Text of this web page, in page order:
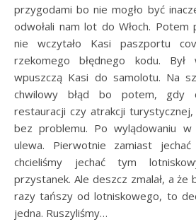
przygodami bo nie mogło być
odwołali nam lot do Włoch.
nie wczytało Kasi paszportu
rzekomego błędnego kodu.
wpuszczą Kasi do samolotu. Na
chwilowy błąd bo potem, gdy
restauracji czy atrakcji
bez problemu. Po wylądowaniu w
ulewa. Pierwotnie zamiast
chcieliśmy jechać tym
przystanek. Ale deszcz zmalał, a
razy tańszy od lotniskowego, to
jedna. Ruszyliśmy…